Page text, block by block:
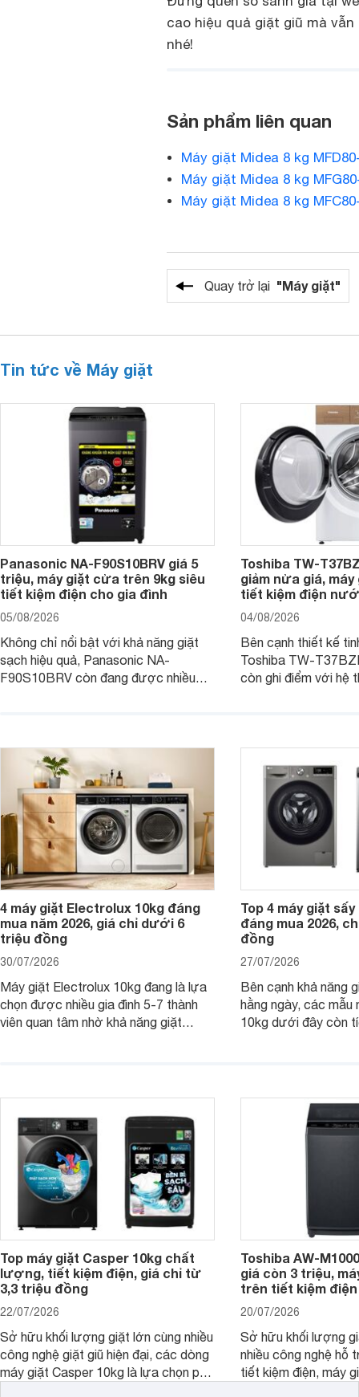
cao hiệu quả giặt giũ mà
nhé!
Sản phẩm liên quan
Máy giặt Midea 8 kg
Máy giặt Midea 8 kg
Máy giặt Midea 8 kg
Quay trở lại "Máy giặt"
Tin tức về Máy giặt
Panasonic NA-F90S10BRV giá 5
triệu, máy giặt cửa trên 9kg siêu
tiết kiệm điện cho gia đình
05/08/2026
Không chỉ nổi bật với khả năng giặt
sạch hiệu quả, Panasonic NA-
F90S10BRV còn đang được nhiều
giặt cửa trên 9kg.
Toshiba TW-
giảm nửa giá,
tiết kiệm điện
04/08/2026
Bên cạnh thiết kế
Toshiba TW-
còn ghi điểm với hệ
giặt.
4 máy giặt Electrolux 10kg đáng
mua năm 2026, giá chỉ dưới 6
triệu đồng
30/07/2026
Máy giặt Electrolux 10kg đang là lựa
chọn được nhiều gia đình 5-7 thành
viên quan tâm nhờ khả năng giặt
Top 4 máy giặt
đáng mua 2026,
đồng
27/07/2026
Bên cạnh khả năng
hằng ngày, các mẫu
10kg dưới đây còn
Top máy giặt Casper 10kg chất
lượng, tiết kiệm điện, giá chỉ từ
3,3 triệu đồng
22/07/2026
Sở hữu khối lượng giặt lớn cùng nhiều
công nghệ giặt giũ hiện đại, các dòng
máy giặt Casper 10kg là lựa chọn phù
Toshiba AW-
giá còn 3 triệu,
trên tiết kiệm
20/07/2026
Sở hữu khối lượng
nhiều công nghệ hỗ
tiết kiệm điện, máy